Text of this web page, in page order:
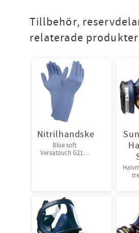
Tillbehör,
relaterade produkter
Nitrilhandske
Blue soft
Versatouch G21B.